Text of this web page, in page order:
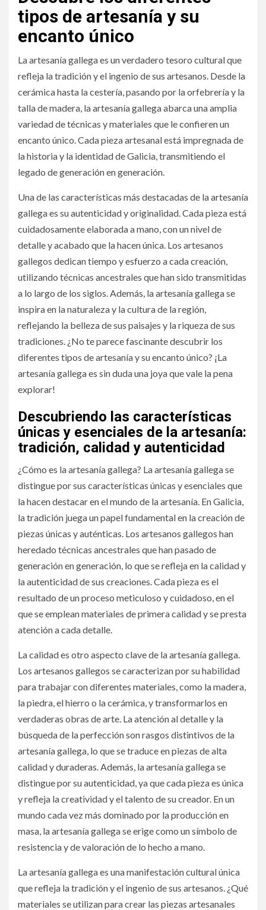
tipos de artesanía y su
encanto único
La artesanía gallega es un verdadero tesoro cultural que
refleja la tradición y el ingenio de sus artesanos. Desde la
cerámica hasta la cestería, pasando por la orfebrería y la
talla de madera, la artesanía gallega abarca una amplia
variedad de técnicas y materiales que le confieren un
encanto único. Cada pieza artesanal está impregnada de
la historia y la identidad de Galicia, transmitiendo el
legado de generación en generación.
Una de las características más destacadas de la artesanía
gallega es su autenticidad y originalidad. Cada pieza está
cuidadosamente elaborada a mano, con un nivel de
detalle y acabado que la hacen única. Los artesanos
gallegos dedican tiempo y esfuerzo a cada creación,
utilizando técnicas ancestrales que han sido transmitidas
a lo largo de los siglos. Además, la artesanía gallega se
inspira en la naturaleza y la cultura de la región,
reflejando la belleza de sus paisajes y la riqueza de sus
tradiciones. ¿No te parece fascinante descubrir los
diferentes tipos de artesanía y su encanto único? ¡La
artesanía gallega es sin duda una joya que vale la pena
explorar!
Descubriendo las características
únicas y esenciales de la artesanía:
tradición, calidad y autenticidad
¿Cómo es la artesanía gallega? La artesanía gallega se
distingue por sus características únicas y esenciales que
la hacen destacar en el mundo de la artesanía. En Galicia,
la tradición juega un papel fundamental en la creación de
piezas únicas y auténticas. Los artesanos gallegos han
heredado técnicas ancestrales que han pasado de
generación en generación, lo que se refleja en la calidad y
la autenticidad de sus creaciones. Cada pieza es el
resultado de un proceso meticuloso y cuidadoso, en el
que se emplean materiales de primera calidad y se presta
atención a cada detalle.
La calidad es otro aspecto clave de la artesanía gallega.
Los artesanos gallegos se caracterizan por su habilidad
para trabajar con diferentes materiales, como la madera,
la piedra, el hierro o la cerámica, y transformarlos en
verdaderas obras de arte. La atención al detalle y la
búsqueda de la perfección son rasgos distintivos de la
artesanía gallega, lo que se traduce en piezas de alta
calidad y duraderas. Además, la artesanía gallega se
distingue por su autenticidad, ya que cada pieza es única
y refleja la creatividad y el talento de su creador. En un
mundo cada vez más dominado por la producción en
masa, la artesanía gallega se erige como un símbolo de
resistencia y de valoración de lo hecho a mano.
La artesanía gallega es una manifestación cultural única
que refleja la tradición y el ingenio de sus artesanos. ¿Qué
materiales se utilizan para crear las piezas artesanales